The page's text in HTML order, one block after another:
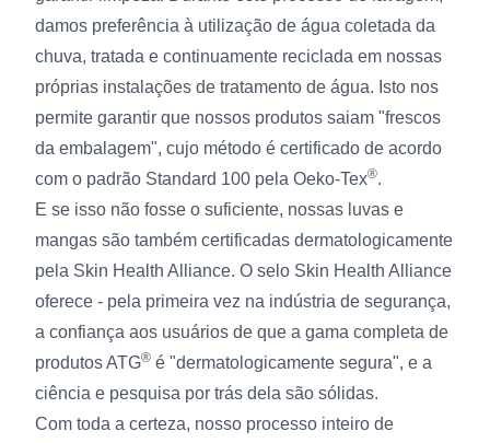
damos preferência à utilização de água coletada da
chuva, tratada e continuamente reciclada em nossas
próprias instalações de tratamento de água. Isto nos
permite garantir que nossos produtos saiam "frescos
da embalagem", cujo método é certificado de acordo
com o padrão Standard 100 pela Oeko-Tex®.
E se isso não fosse o suficiente, nossas luvas e
mangas são também certificadas dermatologicamente
pela Skin Health Alliance. O selo Skin Health Alliance
oferece - pela primeira vez na indústria de segurança,
a confiança aos usuários de que a gama completa de
produtos ATG® é "dermatologicamente segura", e a
ciência e pesquisa por trás dela são sólidas.
Com toda a certeza, nosso processo inteiro de